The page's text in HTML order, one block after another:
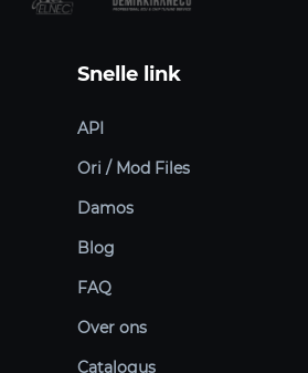
Snelle link
API
Ori / Mod Files
Damos
Blog
FAQ
Over ons
Catalogus